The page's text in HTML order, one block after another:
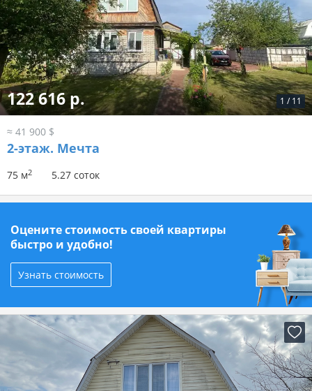
1 / 11
122 616 р.
≈ 41 900 $
2-этаж. Мечта
75 м2 5.27 соток
Оцените стоимость своей квартиры
быстро и удобно!
Узнать стоимость